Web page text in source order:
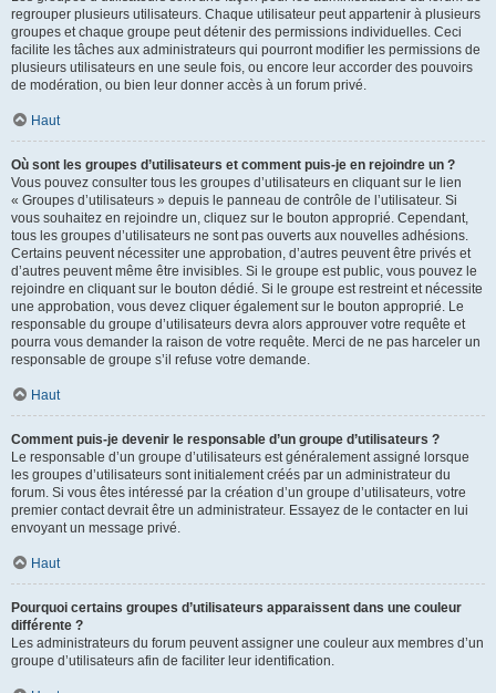
regrouper plusieurs utilisateurs. Chaque utilisateur peut appartenir à plusieurs
groupes et chaque groupe peut détenir des permissions individuelles. Ceci
facilite les tâches aux administrateurs qui pourront modifier les permissions de
plusieurs utilisateurs en une seule fois, ou encore leur accorder des pouvoirs
de modération, ou bien leur donner accès à un forum privé.
Haut
Où sont les groupes d’utilisateurs et comment puis-je en rejoindre un ?
Vous pouvez consulter tous les groupes d’utilisateurs en cliquant sur le lien
« Groupes d’utilisateurs » depuis le panneau de contrôle de l’utilisateur. Si
vous souhaitez en rejoindre un, cliquez sur le bouton approprié. Cependant,
tous les groupes d’utilisateurs ne sont pas ouverts aux nouvelles adhésions.
Certains peuvent nécessiter une approbation, d’autres peuvent être privés et
d’autres peuvent même être invisibles. Si le groupe est public, vous pouvez le
rejoindre en cliquant sur le bouton dédié. Si le groupe est restreint et nécessite
une approbation, vous devez cliquer également sur le bouton approprié. Le
responsable du groupe d’utilisateurs devra alors approuver votre requête et
pourra vous demander la raison de votre requête. Merci de ne pas harceler un
responsable de groupe s’il refuse votre demande.
Haut
Comment puis-je devenir le responsable d’un groupe d’utilisateurs ?
Le responsable d’un groupe d’utilisateurs est généralement assigné lorsque
les groupes d’utilisateurs sont initialement créés par un administrateur du
forum. Si vous êtes intéressé par la création d’un groupe d’utilisateurs, votre
premier contact devrait être un administrateur. Essayez de le contacter en lui
envoyant un message privé.
Haut
Pourquoi certains groupes d’utilisateurs apparaissent dans une couleur
différente ?
Les administrateurs du forum peuvent assigner une couleur aux membres d’un
groupe d’utilisateurs afin de faciliter leur identification.